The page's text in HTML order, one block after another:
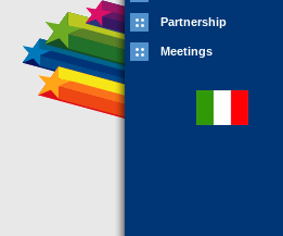
Partnership
Meetings